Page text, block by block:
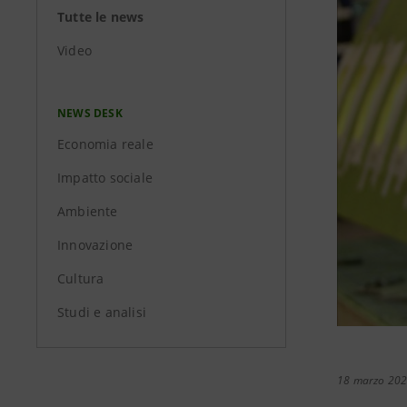
Tutte le news
Video
NEWS DESK
Economia reale
Impatto sociale
Ambiente
Innovazione
Cultura
Studi e analisi
18 marzo